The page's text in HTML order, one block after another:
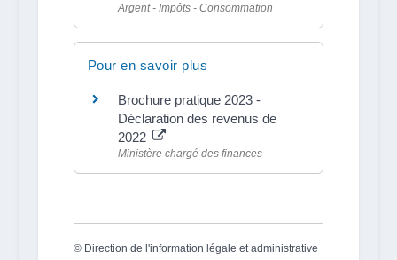
Argent - Impôts - Consommation
Pour en savoir plus
Brochure pratique 2023 -
Déclaration des revenus de
2022
Ministère chargé des finances
© Direction de l'information légale et administrative